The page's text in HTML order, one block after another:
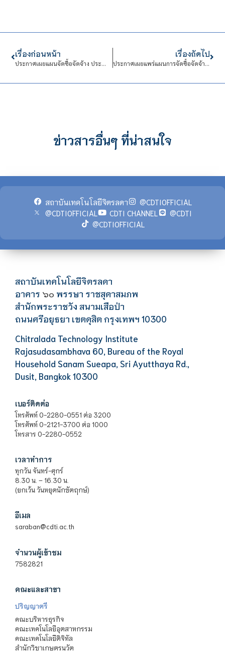
เรื่องก่อนหน้า
ประกาศเผยแผนจัดซื้อจัดจ้าง ประจำปีงบประมาณ พ.ศ.2569
เรื่องถัดไป
ประกาศเผยแพร่แผนการจัดซื้อจัดจ้างประจำปีงบประมาณ พ.ศ.2569 โครงการจัดซื้อครุภัณฑ์คอมพิวเตอร์ จำนวน 6 รายการ
ข่าวสารอื่นๆ ที่น่าสนใจ
สถาบันเทคโนโลยีจิตรลดา
@CDTIOFFICIAL
@CDTIOFFICIAL
CDTI CHANNEL
@CDTI
@CDTIOFFICIAL
สถาบันเทคโนโลยีจิตรลดา
อาคาร ๖๐ พรรษา ราชสุดาสมภพ
สำนักพระราชวัง สนามเสือป่า
ถนนศรีอยุธยา เขตดุสิต กรุงเทพฯ 10300
Chitralada Technology Institute
Rajasudasambhava 60, Bureau of the Royal
Household Sanam Sueapa, Sri Ayutthaya Rd.,
Dusit, Bangkok 10300
เบอร์ติดต่อ
โทรศัพท์ 0-2280-0551 ต่อ 3200
โทรศัพท์ 0-2121-3700 ต่อ 1000
โทรสาร 0-2280-0552
เวลาทำการ
ทุกวัน จันทร์-ศุกร์
8.30 น. – 16.30 น.
(ยกเว้น วันหยุดนักขัตฤกษ์)
อีเมล
saraban@cdti.ac.th
จำนวนผู้เข้าชม
7582821
คณะและสาขา
ปริญญาตรี
คณะบริหารธุรกิจ
คณะเทคโนโลยีอุตสาหกรรม
คณะเทคโนโลยีดิจิทัล
สำนักวิชาเกษตรนวัต